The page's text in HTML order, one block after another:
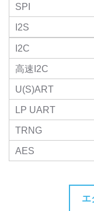
SPI
I2S
I2C
高速I2C
U(S)ART
LP UART
TRNG
AES